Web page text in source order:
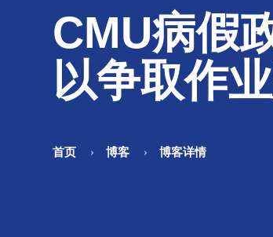
CMU病假
以争取作
首页 博客 博客详情